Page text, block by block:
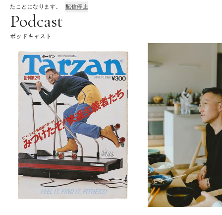
たことになります。
配信停止
Podcast
ポッドキャスト